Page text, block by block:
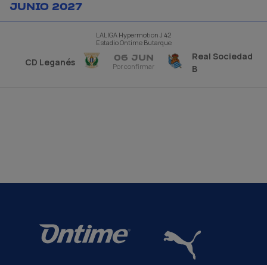
JUNIO 2027
LALIGA Hypermotion J 42
Estadio Ontime Butarque
CD Leganés 06 JUN
Por confirmar
Real Sociedad
B